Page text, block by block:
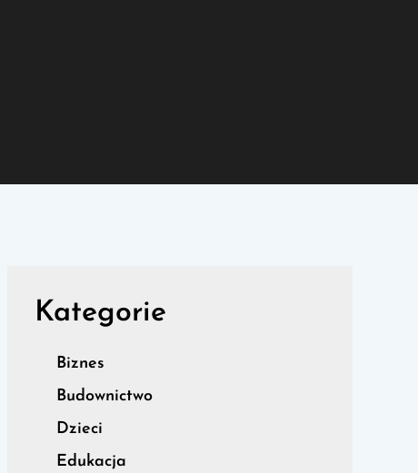
Kategorie
Biznes
Budownictwo
Dzieci
Edukacja